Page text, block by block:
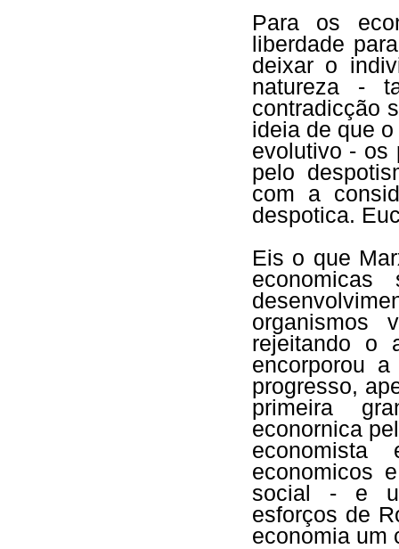
Para os
liberdade
deixar o
natureza -
contradicção
ideia de que
evolutivo - os
pelo
com a
despotica.
Eis o que
organismos
rejeitando o
encorporou
progresso,
primeira
econornica
economista
economicos
social - e
esforços de
economia um